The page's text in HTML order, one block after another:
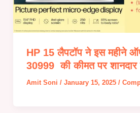
HP 15 लैपटॉप ने इस महीने
30999 की कीमत पर शानदार
Amit Soni / January 15, 2025 /